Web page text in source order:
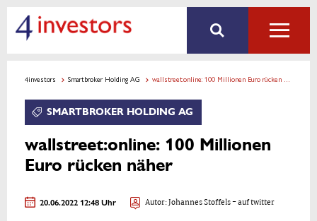
4investors Smartbroker Holding AG wallstreet:online: 100 Millionen Euro rücken näher
SMARTBROKER HOLDING AG
wallstreet:online: 100 Millionen
Euro rücken näher
20.06.2022 12:48 Uhr Autor:Johannes Stoffels- auf twitter